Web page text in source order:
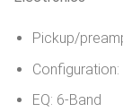
Pickup/
EQ: 6-Band